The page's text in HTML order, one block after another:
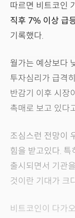
따르면 비트코인
직후 7% 이상 급
기록했다.
월가는 예상보다
투자심리가 급격
반감기 이후 시장
촉매로 보고 있다
조심스런 전망이
힘을 받고있다. 특
출시되면서 기관
것이란 기대가 크
비트코인이 다가